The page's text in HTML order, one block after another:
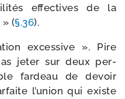
effec­tives de la
(§.36).
exces­sive ». Pire
jeter sur deux per­
far­deau de devoir
l’u­nion qui existe